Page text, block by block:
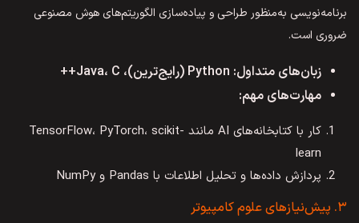
برنامه‌نویسی به‌منظور طراحی و پیاده‌سازی الگوریتم‌های هوش مصنوعی
ضروری است.
زبان‌های متداول: Python (رایج‌ترین)، Java، C++
مهارت‌های مهم:
کار با کتابخانه‌های AI مانند TensorFlow، PyTorch، scikit-
learn
پردازش داده‌ها و تحلیل اطلاعات با Pandas و NumPy
۳. پیش‌نیازهای علوم کامپیوتر